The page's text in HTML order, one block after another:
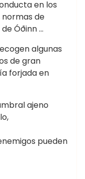
en los
normas de
Óðinn …
algunas
de gran
forjada en
ajeno
pueden